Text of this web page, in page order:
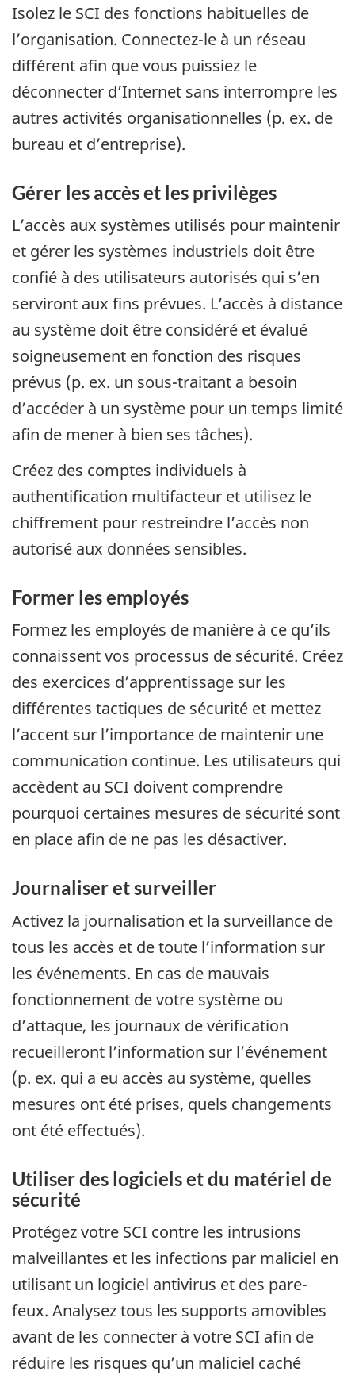
Isolez le SCI des fonctions habituelles de
l’organisation. Connectez-le à un réseau
différent afin que vous puissiez le
déconnecter d’Internet sans interrompre les
autres activités organisationnelles (p. ex. de
bureau et d’entreprise).
Gérer les accès et les privilèges
L’accès aux systèmes utilisés pour maintenir
et gérer les systèmes industriels doit être
confié à des utilisateurs autorisés qui s’en
serviront aux fins prévues. L’accès à distance
au système doit être considéré et évalué
soigneusement en fonction des risques
prévus (p. ex. un sous-traitant a besoin
d’accéder à un système pour un temps limité
afin de mener à bien ses tâches).
Créez des comptes individuels à
authentification multifacteur et utilisez le
chiffrement pour restreindre l’accès non
autorisé aux données sensibles.
Former les employés
Formez les employés de manière à ce qu’ils
connaissent vos processus de sécurité. Créez
des exercices d’apprentissage sur les
différentes tactiques de sécurité et mettez
l’accent sur l’importance de maintenir une
communication continue. Les utilisateurs qui
accèdent au SCI doivent comprendre
pourquoi certaines mesures de sécurité sont
en place afin de ne pas les désactiver.
Journaliser et surveiller
Activez la journalisation et la surveillance de
tous les accès et de toute l’information sur
les événements. En cas de mauvais
fonctionnement de votre système ou
d’attaque, les journaux de vérification
recueilleront l’information sur l’événement
(p. ex. qui a eu accès au système, quelles
mesures ont été prises, quels changements
ont été effectués).
Utiliser des logiciels et du matériel de
sécurité
Protégez votre SCI contre les intrusions
malveillantes et les infections par maliciel en
utilisant un logiciel antivirus et des pare-
feux. Analysez tous les supports amovibles
avant de les connecter à votre SCI afin de
réduire les risques qu’un maliciel caché